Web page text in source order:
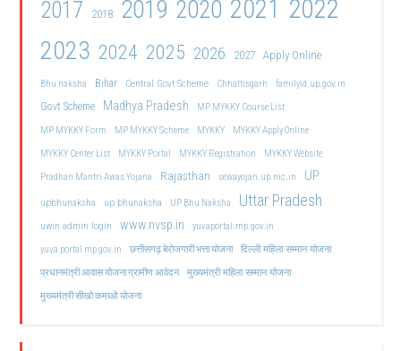
2017 2018 2019 2020 2021 2022
2023 2024 2025 2026 2027 Apply Online
Bhu naksha Bihar Central Govt Scheme Chhattisgarh familyid.up.gov.in
Govt Scheme Madhya Pradesh
MP MYKKY Course List
MP MYKKY Form
MP MYKKY Scheme MYKKY
MYKKY Apply Online
MYKKY Center List
MYKKY Portal MYKKY Registration
MYKKY Website
Pradhan Mantri Awas Yojana
Rajasthan sewayojan.up.nic.in UP
upbhunaksha up bhunaksha UP Bhu Naksha Uttar Pradesh
uwin admin login www.nvsp.in
yuvaportal.mp.gov.in
yuva portal mp gov.in
छत्तीसगढ़ बेरोजगारी भत्ता योजना दिल्ली महिला सम्मान योजना
प्रधानमंत्री आवास योजना ग्रामीण आवेदन मुख्यमंत्री महिला सम्मान योजना
मुख्यमंत्री सीखो कमाओ योजना